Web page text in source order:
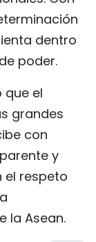
dentro
poder.
que el
grandes
con
y
el respeto
la Asean.